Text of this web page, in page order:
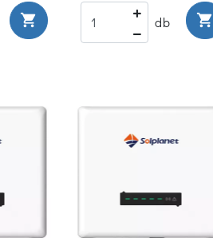
shopping_cart db shopping_cart